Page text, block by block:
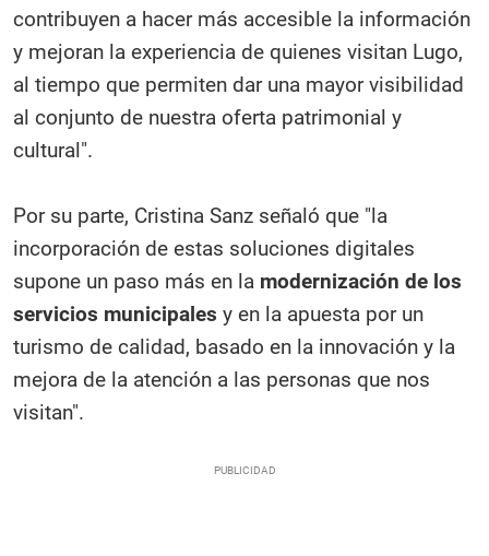
contribuyen a hacer más accesible la información
y mejoran la experiencia de quienes visitan Lugo,
al tiempo que permiten dar una mayor visibilidad
al conjunto de nuestra oferta patrimonial y
cultural".
Por su parte, Cristina Sanz señaló que "la
incorporación de estas soluciones digitales
supone un paso más en la modernización de los
servicios municipales y en la apuesta por un
turismo de calidad, basado en la innovación y la
mejora de la atención a las personas que nos
visitan".